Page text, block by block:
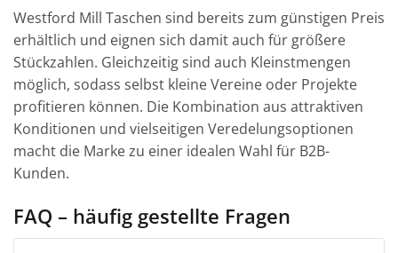
Westford Mill Taschen sind bereits zum günstigen Preis
erhältlich und eignen sich damit auch für größere
Stückzahlen. Gleichzeitig sind auch Kleinstmengen
möglich, sodass selbst kleine Vereine oder Projekte
profitieren können. Die Kombination aus attraktiven
Konditionen und vielseitigen Veredelungsoptionen
macht die Marke zu einer idealen Wahl für B2B-
Kunden.
FAQ – häufig gestellte Fragen